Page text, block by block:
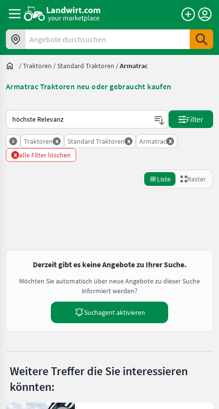
Angebote durchsuchen
/Traktoren /Standard Traktoren /Armatrac
Armatrac Traktoren neu oder gebraucht kaufen
So wird auf Landwirt.com sortiert
Filter
x Traktoren x Standard Traktoren x Armatrac x
x alle Filter löschen
Liste Raster
Derzeit gibt es keine Angebote zu Ihrer Suche.
Möchten Sie automatisch über neue Angebote zu dieser Suche
informiert werden?
Suchagent aktivieren
Weitere Treffer die Sie interessieren
könnten: